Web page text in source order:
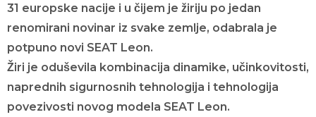
31 europske nacije i u čijem je žiriju po jedan
renomirani novinar iz svake zemlje, odabrala je
potpuno novi SEAT Leon.
Žiri je oduševila kombinacija dinamike, učinkovitosti,
naprednih sigurnosnih tehnologija i tehnologija
povezivosti novog modela SEAT Leon.